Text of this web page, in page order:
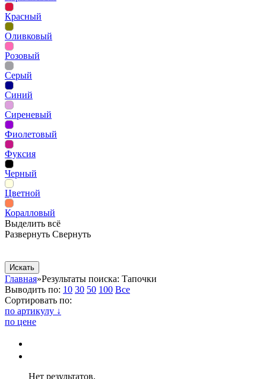
Красный
Оливковый
Розовый
Серый
Синий
Сиреневый
Фиолетовый
Фуксия
Черный
Цветной
Коралловый
Выделить всё
Развернуть Свернуть
Главная»Результаты поиска: Тапочки
Выводить по: 10 30 50 100 Все
Сортировать по:
по артикулу ↓
по цене
Нет результатов.